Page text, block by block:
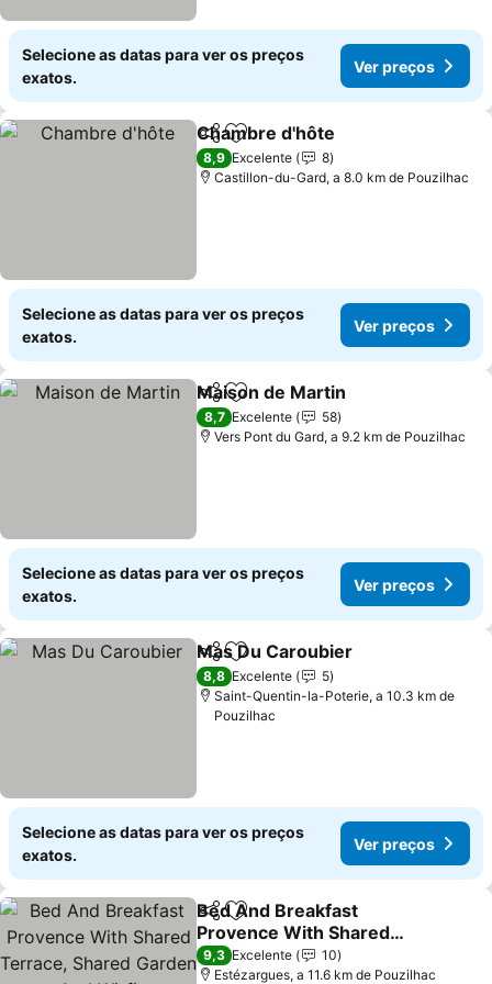
Selecione as datas para ver os preços
exatos.
Ver preços
PartilharAdicionar aos favoritos
Chambre d'hôte
8,9 Excelente
8
Castillon-du-Gard, a 8.0 km de Pouzilhac
Selecione as datas para ver os preços
exatos.
Ver preços
PartilharAdicionar aos favoritos
Maison de Martin
8,7 Excelente
58
Vers Pont du Gard, a 9.2 km de Pouzilhac
Selecione as datas para ver os preços
exatos.
Ver preços
PartilharAdicionar aos favoritos
Mas Du Caroubier
8,8 Excelente
5
Saint-Quentin-la-Poterie, a 10.3 km de
Pouzilhac
Selecione as datas para ver os preços
exatos.
Ver preços
PartilharAdicionar aos favoritos
Bed And Breakfast
Provence With Shared
Terrace, Shared Garden
And Wi-fi
9,3 Excelente
10
Estézargues, a 11.6 km de Pouzilhac